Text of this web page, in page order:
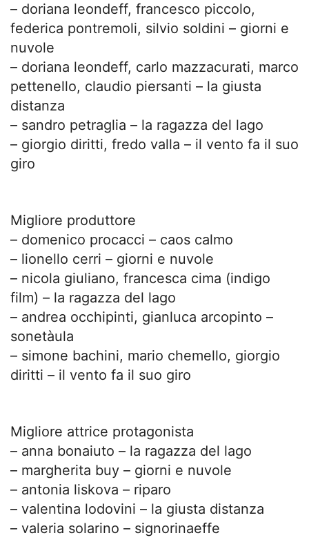
– doriana leondeff, francesco piccolo,
federica pontremoli, silvio soldini – giorni e
nuvole
– doriana leondeff, carlo mazzacurati, marco
pettenello, claudio piersanti – la giusta
distanza
– sandro petraglia – la ragazza del lago
– giorgio diritti, fredo valla – il vento fa il suo
giro
Migliore produttore
– domenico procacci – caos calmo
– lionello cerri – giorni e nuvole
– nicola giuliano, francesca cima (indigo
film) – la ragazza del lago
– andrea occhipinti, gianluca arcopinto –
sonetàula
– simone bachini, mario chemello, giorgio
diritti – il vento fa il suo giro
Migliore attrice protagonista
– anna bonaiuto – la ragazza del lago
– margherita buy – giorni e nuvole
– antonia liskova – riparo
– valentina lodovini – la giusta distanza
– valeria solarino – signorinaeffe